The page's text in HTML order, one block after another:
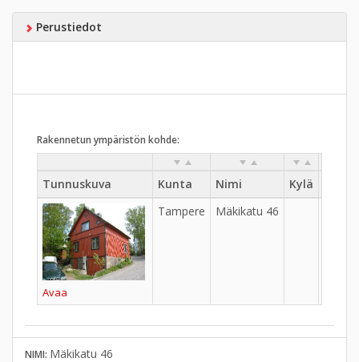
Perustiedot
Rakennetun ympäristön kohde:
Tunnuskuva Kunta Nimi Kylä
Avaa
Tampere Mäkikatu 46
NIMI: Mäkikatu 46